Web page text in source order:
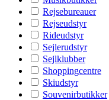
Rejsebureauer
Rejseudstyr
Rideudstyr
Sejlerudstyr
Sejlklubber
Shoppingcentre
Skiudstyr
Souvenirbutikker